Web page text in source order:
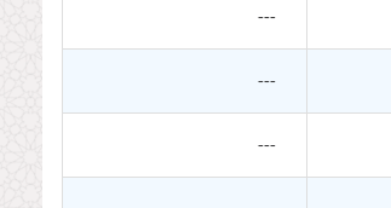
---
---
---